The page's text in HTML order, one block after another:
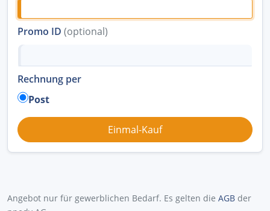
Promo ID (optional)
Rechnung per
Post
Angebot nur für gewerblichen Bedarf. Es gelten die AGB der